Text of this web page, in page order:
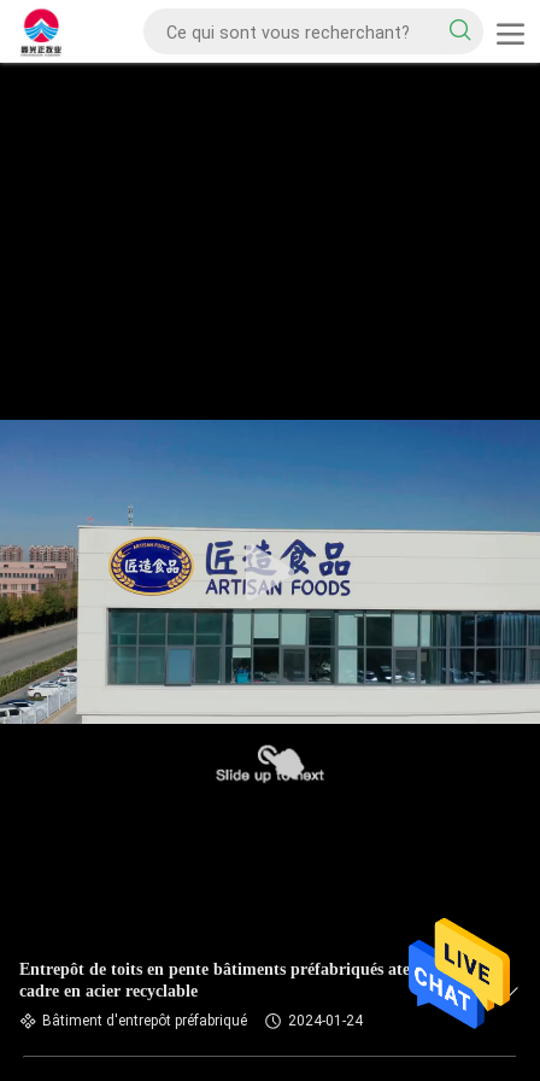
Entrepôt de toits en pente bâtiments préfabriqués atelier de
cadre en acier recyclable
Bâtiment d'entrepôt préfabriqué 2024-01-24